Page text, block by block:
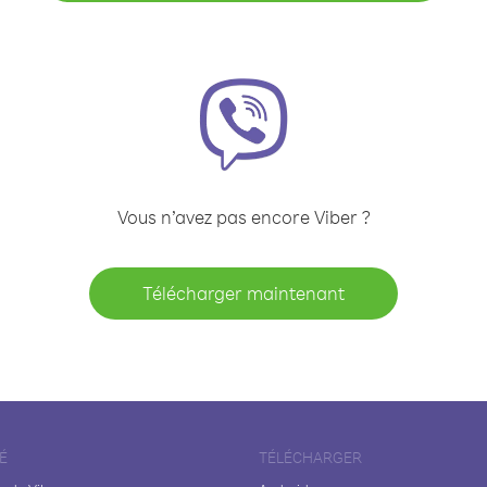
Vous n’avez pas encore Viber ?
Télécharger maintenant
TÉLÉCHARGER